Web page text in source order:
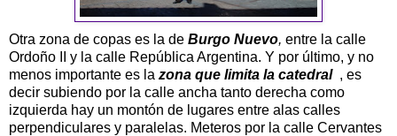
Otra zona de copas es la de Burgo Nuevo, entre la calle
Ordoño II y la calle República Argentina. Y por último, y no
menos importante es la zona que limita la catedral, es
decir subiendo por la calle ancha tanto derecha como
izquierda hay un montón de lugares entre alas calles
perpendiculares y paralelas. Meteros por la calle Cervantes